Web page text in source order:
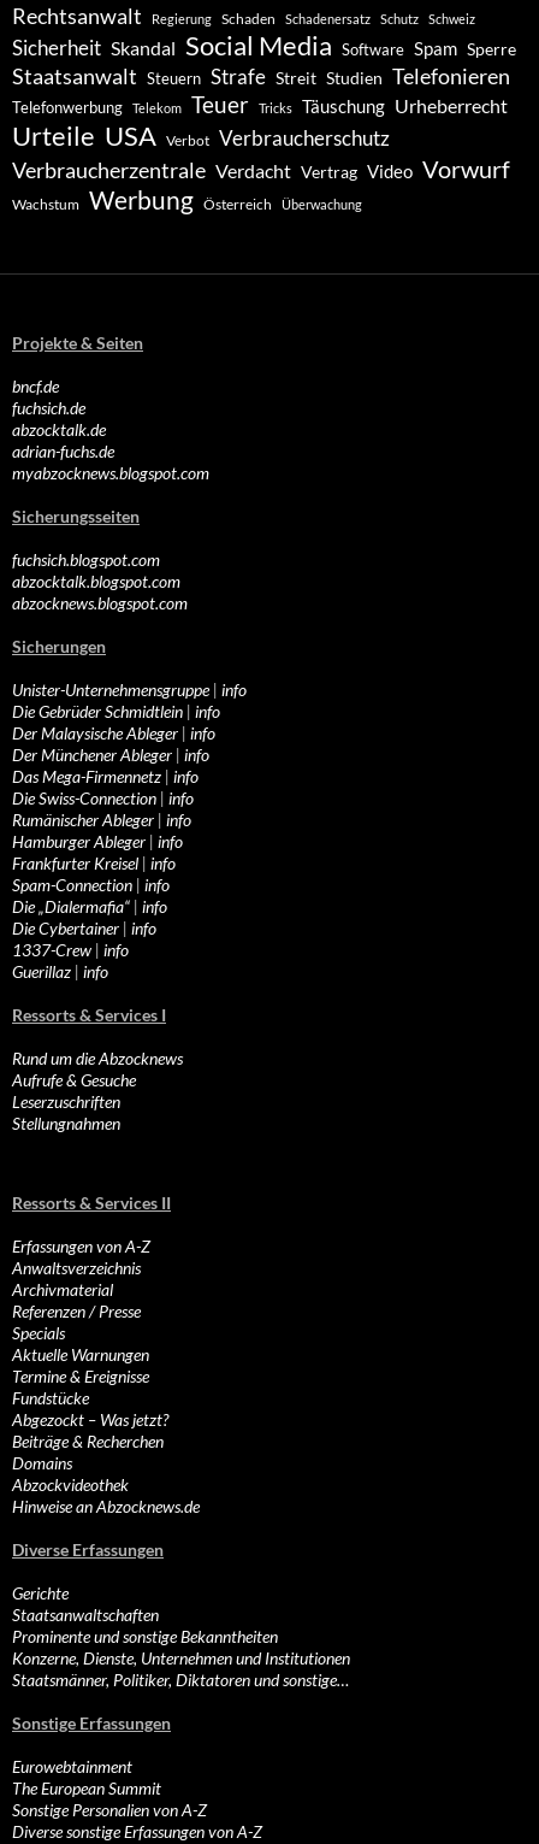
Rechtsanwalt Regierung Schaden Schadenersatz Schutz Schweiz
Sicherheit Skandal Social Media Software Spam Sperre
Staatsanwalt Steuern Strafe Streit Studien Telefonieren
Telefonwerbung Telekom Teuer Tricks Täuschung Urheberrecht
Urteile USA Verbot Verbraucherschutz
Verbraucherzentrale Verdacht Vertrag Video Vorwurf
Wachstum Werbung Österreich Überwachung
Projekte & Seiten
bncf.de
fuchsich.de
abzocktalk.de
adrian-fuchs.de
myabzocknews.blogspot.com
Sicherungsseiten
fuchsich.blogspot.com
abzocktalk.blogspot.com
abzocknews.blogspot.com
Sicherungen
Unister-Unternehmensgruppe| info
Die Gebrüder Schmidtlein | info
Der Malaysische Ableger | info
Der Münchener Ableger | info
Das Mega-Firmennetz | info
Die Swiss-Connection | info
Rumänischer Ableger | info
Hamburger Ableger | info
Frankfurter Kreisel | info
Spam-Connection | info
Die „Dialermafia“ | info
Die Cybertainer | info
1337-Crew | info
Guerillaz | info
Ressorts & Services I
Rund um die Abzocknews
Aufrufe & Gesuche
Leserzuschriften
Stellungnahmen
Ressorts & Services II
Erfassungen von A-Z
Anwaltsverzeichnis
Archivmaterial
Referenzen / Presse
Specials
Aktuelle Warnungen
Termine & Ereignisse
Fundstücke
Abgezockt – Was jetzt?
Beiträge & Recherchen
Domains
Abzockvideothek
Hinweise an Abzocknews.de
Diverse Erfassungen
Gerichte
Staatsanwaltschaften
Prominente und sonstige Bekanntheiten
Konzerne, Dienste, Unternehmen und Institutionen
Staatsmänner, Politiker, Diktatoren und sonstige…
Sonstige Erfassungen
Eurowebtainment
The European Summit
Sonstige Personalien von A-Z
Diverse sonstige Erfassungen von A-Z